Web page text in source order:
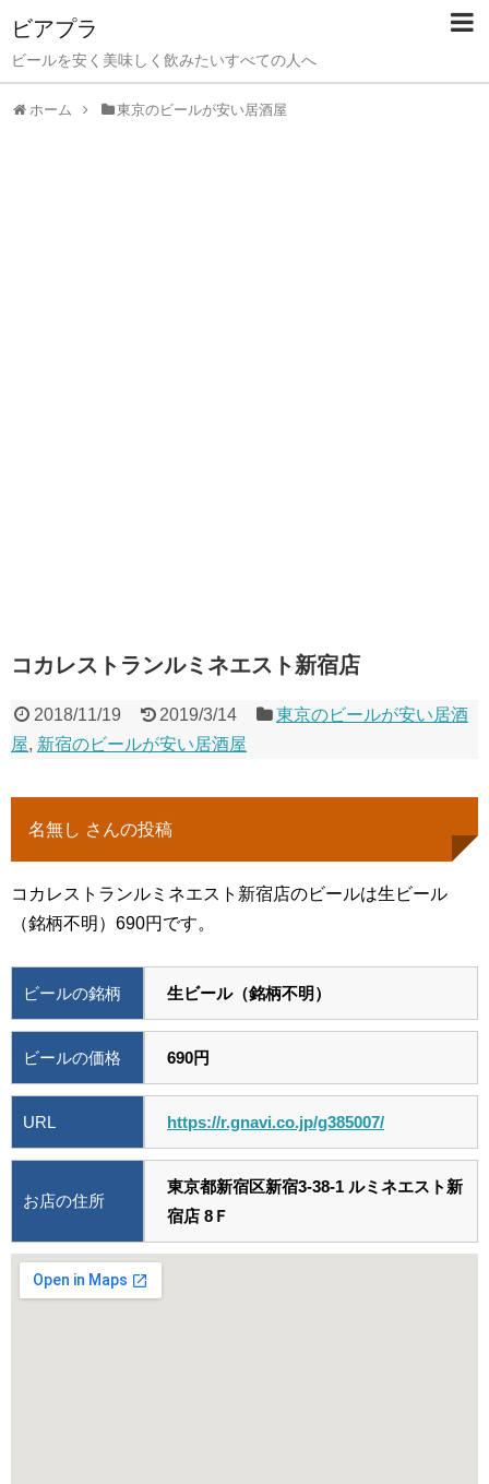
ビアプラ
ビールを安く美味しく飲みたいすべての人へ
ホーム 東京のビールが安い居酒屋
コカレストランルミネエスト新宿店
2018/11/19 2019/3/14
東京のビールが安い居酒
屋, 新宿のビールが安い居酒屋
名無し さんの投稿
コカレストランルミネエスト新宿店のビールは生ビール
（銘柄不明）690円です。
ビールの銘柄 生ビール（銘柄不明）
ビールの価格 690円
URL https://r.gnavi.co.jp/g385007/
お店の住所
東京都新宿区新宿3-38-1 ルミネエスト新
宿店 8Ｆ